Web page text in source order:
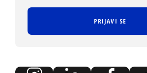
PRIJAVI SE